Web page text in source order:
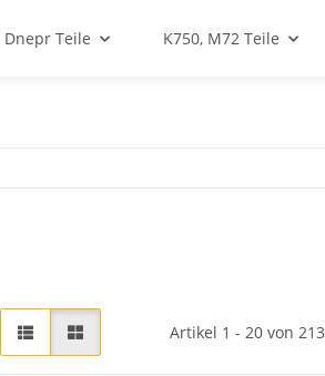
Dnepr Teile K750, M72 Teile
Artikel 1 - 20 von 213